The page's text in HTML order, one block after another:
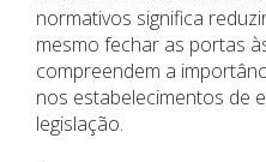
normativos significa
mesmo fechar as portas
compreendem a
nos estabelecimentos de
legislação.